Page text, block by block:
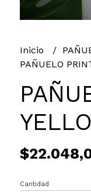
Inicio
PAÑUELO
Cantidad